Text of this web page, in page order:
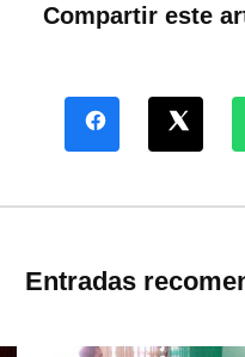
Compartir este
Entradas